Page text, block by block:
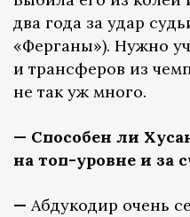
два года за удар
«Ферганы»). Нужно
и трансферов из
не так уж много.
— Способен ли
на топ-уровне и за
— Абдукодир очень